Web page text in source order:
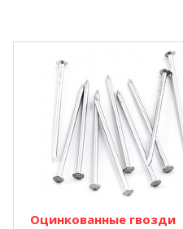
Оцинкованные гвозди